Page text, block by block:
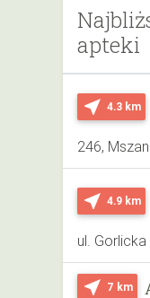
apteki
near_me 4.3 km
246,
near_me 4.9 km
ul.
near_me 7 km